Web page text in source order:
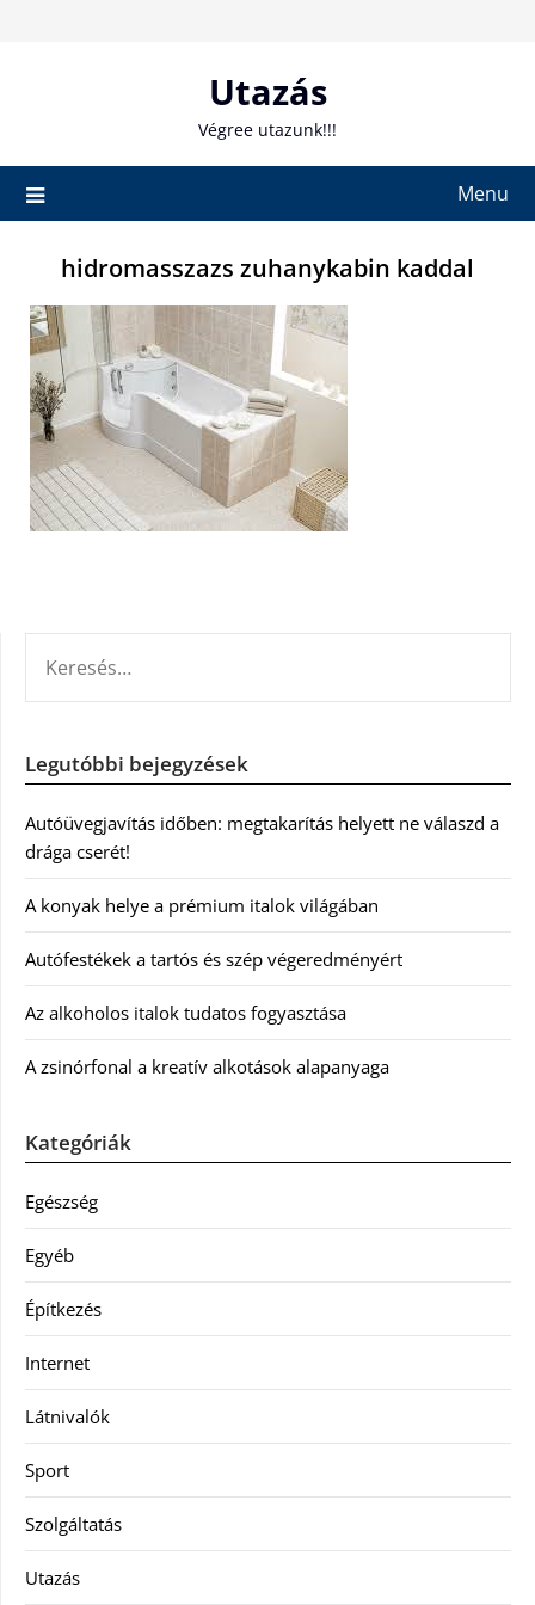
Utazás
Végree utazunk!!!
Menu
hidromasszazs zuhanykabin kaddal
Legutóbbi bejegyzések
Autóüvegjavítás időben: megtakarítás helyett ne válaszd a
drága cserét!
A konyak helye a prémium italok világában
Autófestékek a tartós és szép végeredményért
Az alkoholos italok tudatos fogyasztása
A zsinórfonal a kreatív alkotások alapanyaga
Kategóriák
Egészség
Egyéb
Építkezés
Internet
Látnivalók
Sport
Szolgáltatás
Utazás